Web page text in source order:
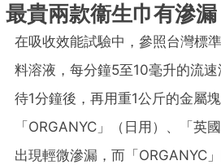
最貴兩款衞生巾有滲漏
在吸收效能試驗中，參照台灣標
料溶液，每分鐘5至10毫升的流速
待1分鐘後，再用重1公斤的金屬塊
「ORGANYC」（日用）、「英
出現輕微滲漏，而「ORGANYC